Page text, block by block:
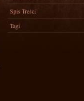
Spis Treści
Tagi